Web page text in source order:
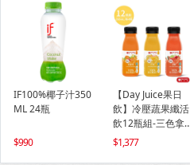
IF100%椰子汁350
ML 24瓶
990
【Day Juice果日
飲】冷壓蔬果纖活
飲12瓶組-三色拿
鐵組-春夏 ( 纖活1.
1,377